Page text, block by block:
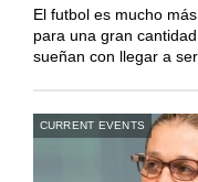
El futbol es mucho
para una gran
sueñan con llegar a
CURRENT EVENTS